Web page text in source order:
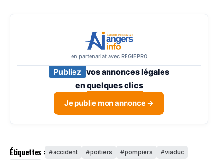
en partenariat avec REGIEPRO
Publiez vos annonces légales
enquelques clics
Je publie mon annonce →
Étiquettes : accident poitiers pompiers
viaduc